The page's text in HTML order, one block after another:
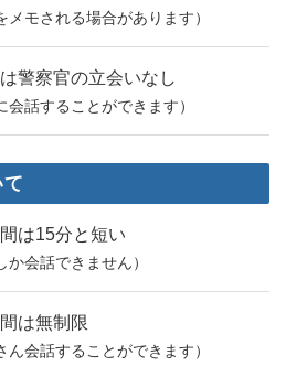
メモされる場合があります）
警察官の立会いなし
会話することができます）
は15分と短い
か会話できません）
は無制限
ん会話することができます）